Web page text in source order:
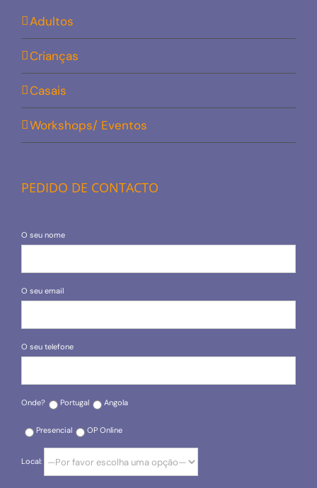
Adultos
Crianças
Casais
Workshops/ Eventos
PEDIDO DE CONTACTO
O seu nome
O seu email
O seu telefone
Onde? Portugal Angola
Presencial OP Online
Local: